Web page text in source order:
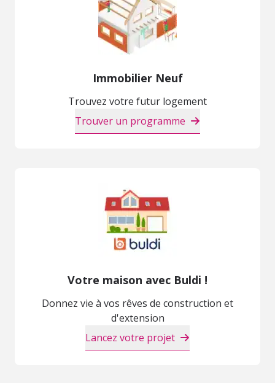
Immobilier Neuf
Trouvez votre futur logement
Trouver un programme
Votre maison avec Buldi !
Donnez vie à vos rêves de construction et
d'extension
Lancez votre projet